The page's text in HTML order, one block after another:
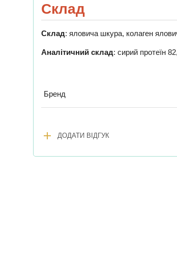
Склад
Склад: яловича шкура, колаген
Аналітичний склад: сирий протеїн
Бренд
add ДОДАТИ ВІДГУК